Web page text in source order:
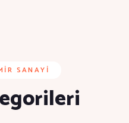
SANAYI